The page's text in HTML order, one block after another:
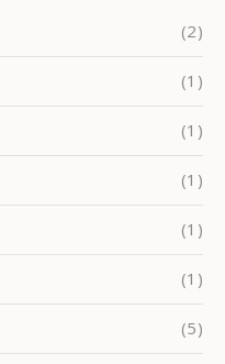
(2)
(1)
(1)
(1)
(1)
(1)
(5)